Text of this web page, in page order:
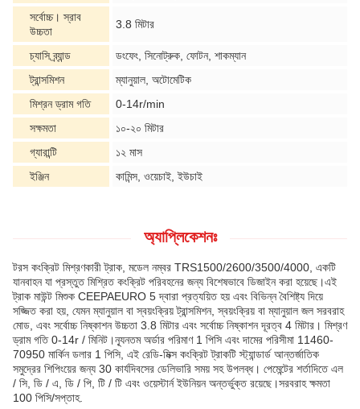
সর্বোচ্চ। স্রাব
উচ্চতা
3.8 মিটার
চ্যাসি ব্র্যান্ড
ডংফেং, সিনোট্রুক, ফোটন, শাকম্যান
ট্রান্সমিশন
ম্যানুয়াল, অটোমেটিক
মিশ্রন ড্রাম গতি
0-14r/min
সক্ষমতা
১০-২০ মিটার
গ্যারান্টি
১২ মাস
ইঞ্জিন
কামিন্স, ওয়েচাই, ইউচাই
অ্যাপ্লিকেশনঃ
টরস কংক্রিট মিশ্রণকারী ট্রাক, মডেল নম্বর TRS1500/2600/3500/4000, একটি
যানবাহন যা প্রস্তুত মিশ্রিত কংক্রিট পরিবহনের জন্য বিশেষভাবে ডিজাইন করা হয়েছে।এই
ট্রাক মাউন্ট মিশুক CEEPAEURO 5 দ্বারা প্রত্যয়িত হয় এবং বিভিন্ন বৈশিষ্ট্য দিয়ে
সজ্জিত করা হয়, যেমন ম্যানুয়াল বা স্বয়ংক্রিয় ট্রান্সমিশন, স্বয়ংক্রিয় বা ম্যানুয়াল জল সরবরাহ
মোড, এবং সর্বোচ্চ নিষ্কাশন উচ্চতা 3.8 মিটার এবং সর্বোচ্চ নিষ্কাশন দূরত্ব 4 মিটার। মিশ্রণ
ড্রাম গতি 0-14r / মিনিট।ন্যূনতম অর্ডার পরিমাণ 1 পিসি এবং দামের পরিসীমা 11460-
70950 মার্কিন ডলার 1 পিসি, এই রেডি-মিক্স কংক্রিট ট্রাকটি স্ট্যান্ডার্ড আন্তর্জাতিক
সমুদ্রের শিপিংয়ের জন্য 30 কার্যদিবসের ডেলিভারি সময় সহ উপলব্ধ। পেমেন্টের শর্তাদিতে এল
/ সি, ডি / এ, ডি / পি, টি / টি এবং ওয়েস্টার্ন ইউনিয়ন অন্তর্ভুক্ত রয়েছে।সরবরাহ ক্ষমতা
100 পিসি/সপ্তাহ.